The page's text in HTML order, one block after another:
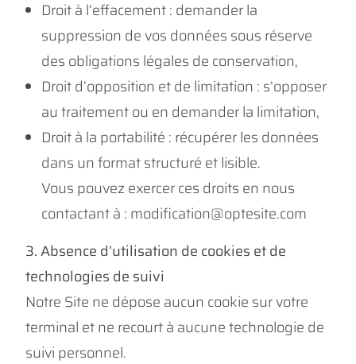
Droit à l’effacement : demander la
suppression de vos données sous réserve
des obligations légales de conservation,
Droit d’opposition et de limitation : s’opposer
au traitement ou en demander la limitation,
Droit à la portabilité : récupérer les données
dans un format structuré et lisible.
Vous pouvez exercer ces droits en nous
contactant à : modification@optesite.com
3. Absence d’utilisation de cookies et de
technologies de suivi
Notre Site ne dépose aucun cookie sur votre
terminal et ne recourt à aucune technologie de
suivi personnel.